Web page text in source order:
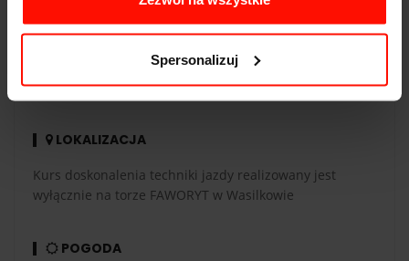
Spersonalizuj
Cały kurs trwa 180 minut. W trakcie kursu odbywa się
szkolenie z zakresu stylu jazdy, obsługi auta,
LOKALIZACJA
Kurs doskonalenia techniki jazdy realizowany jest
wyłącznie na torze FAWORYT w Wasilkowie
POGODA